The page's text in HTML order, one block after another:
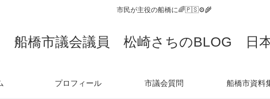
市民が主役の船橋に🌈🇵🇸⚙️🌾
船橋市議会議員 松崎さちのBLOG 日
プロフィール 市議会質問 船橋市資料